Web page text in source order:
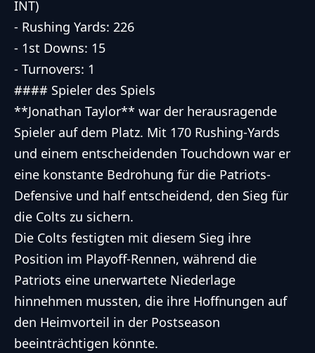
INT)
- Rushing Yards: 226
- 1st Downs: 15
- Turnovers: 1
#### Spieler des Spiels
**Jonathan Taylor** war der herausragende
Spieler auf dem Platz. Mit 170 Rushing-Yards
und einem entscheidenden Touchdown war er
eine konstante Bedrohung für die Patriots-
Defensive und half entscheidend, den Sieg für
die Colts zu sichern.
Die Colts festigten mit diesem Sieg ihre
Position im Playoff-Rennen, während die
Patriots eine unerwartete Niederlage
hinnehmen mussten, die ihre Hoffnungen auf
den Heimvorteil in der Postseason
beeinträchtigen könnte.